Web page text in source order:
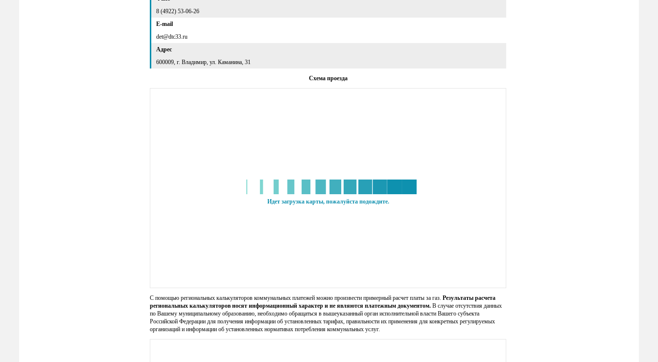
8 (4922) 53-06-26
E-mail
det@dtc33.ru
Адрес
600009, г. Владимир, ул. Каманина, 31
Схема проезда
С помощью региональных калькуляторов коммунальных платежей можно произвести примерный расчет платы за газ. Результаты расчета
региональных калькуляторов носят информационный характер и не являются платежным документом. В случае отсутствия данных
по Вашему муниципальному образованию, необходимо обращаться в вышеуказанный орган исполнительной власти Вашего субъекта
Российской Федерации для получения информации об установленных тарифах, правильности их применения для конкретных регулируемых
организаций и информации об установленных нормативах потребления коммунальных услуг.